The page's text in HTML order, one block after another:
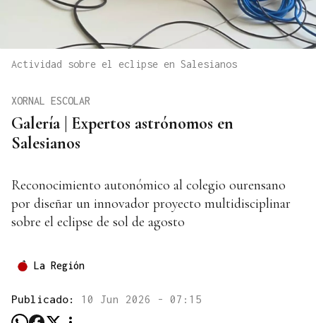
Actividad sobre el eclipse en Salesianos
Galería | Expertos astrónomos en
Salesianos
XORNAL ESCOLAR
Reconocimiento autonómico al colegio ourensano
por diseñar un innovador proyecto multidisciplinar
sobre el eclipse de sol de agosto
La Región
Publicado: 10 Jun 2026 - 07:15